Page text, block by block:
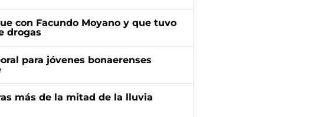
con Facundo Moyano y que tuvo
drogas
para jóvenes bonaerenses
más de la mitad de la lluvia